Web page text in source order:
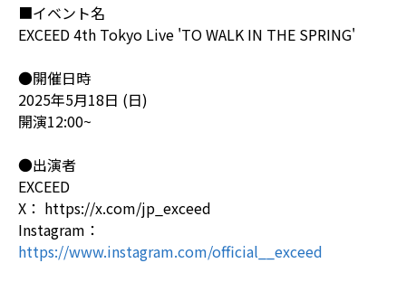
■イベント名
EXCEED 4th Tokyo Live 'TO WALK IN THE SPRING'
●開催日時
2025年5月18日 (日)
開演12:00~
●出演者
EXCEED
X： https://x.com/jp_exceed
Instagram：
https://www.instagram.com/official__exceed